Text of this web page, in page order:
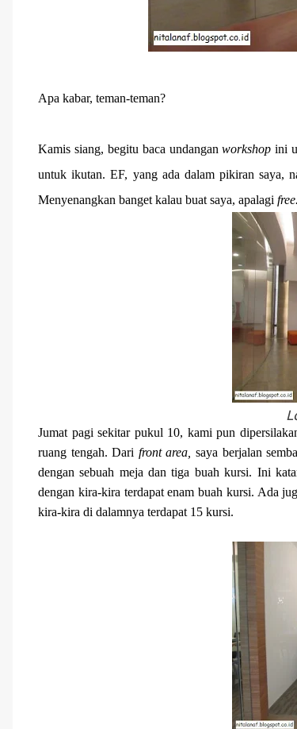
Apa kabar, teman-teman?
Kamis siang, begitu baca undanganworkshop ini
untuk ikutan. EF, yang ada dalam pikiran saya,
Menyenangkan banget kalau buat saya, apalagi free.
Jumat pagi sekitar pukul 10, kami pun
ruang tengah. Dari front area, saya berjalan
dengan sebuah meja dan tiga buah kursi. Ini
dengan kira-kira terdapat enam buah kursi. Ada
kira-kira di dalamnya terdapat 15 kursi.